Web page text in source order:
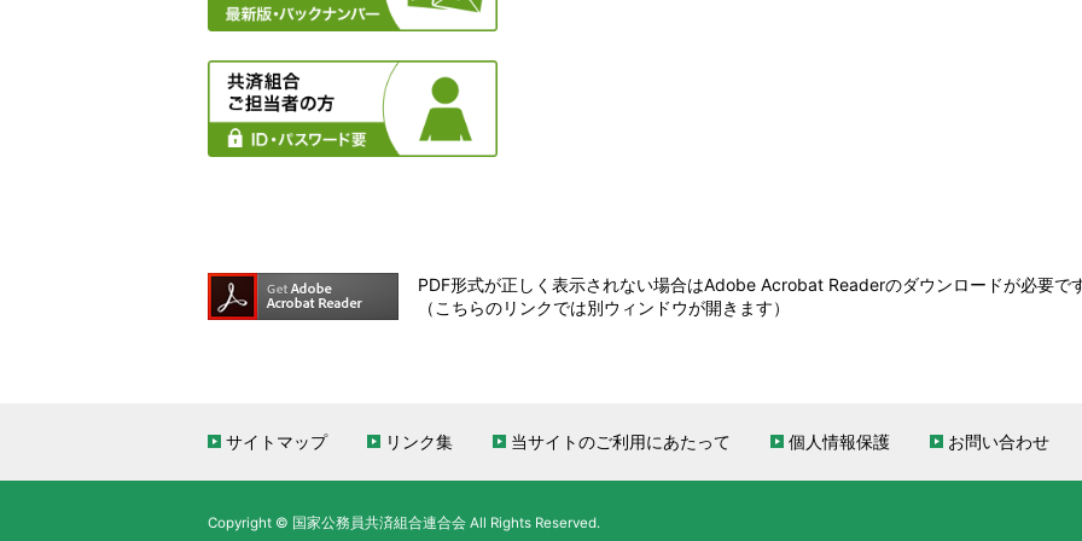
PDF形式が正しく表示されない場合はAdobe Acrobat Readerのダウンロードが必要で
（こちらのリンクでは別ウィンドウが開きます）
サイトマップ リンク集 当サイトのご利用にあたって 個人情報保護 お問い合わせ
Copyright © 国家公務員共済組合連合会 All Rights Reserved.